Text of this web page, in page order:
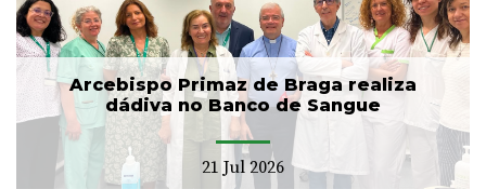
Arcebispo Primaz de Braga realiza
dádiva no Banco de Sangue
21 Jul 2026